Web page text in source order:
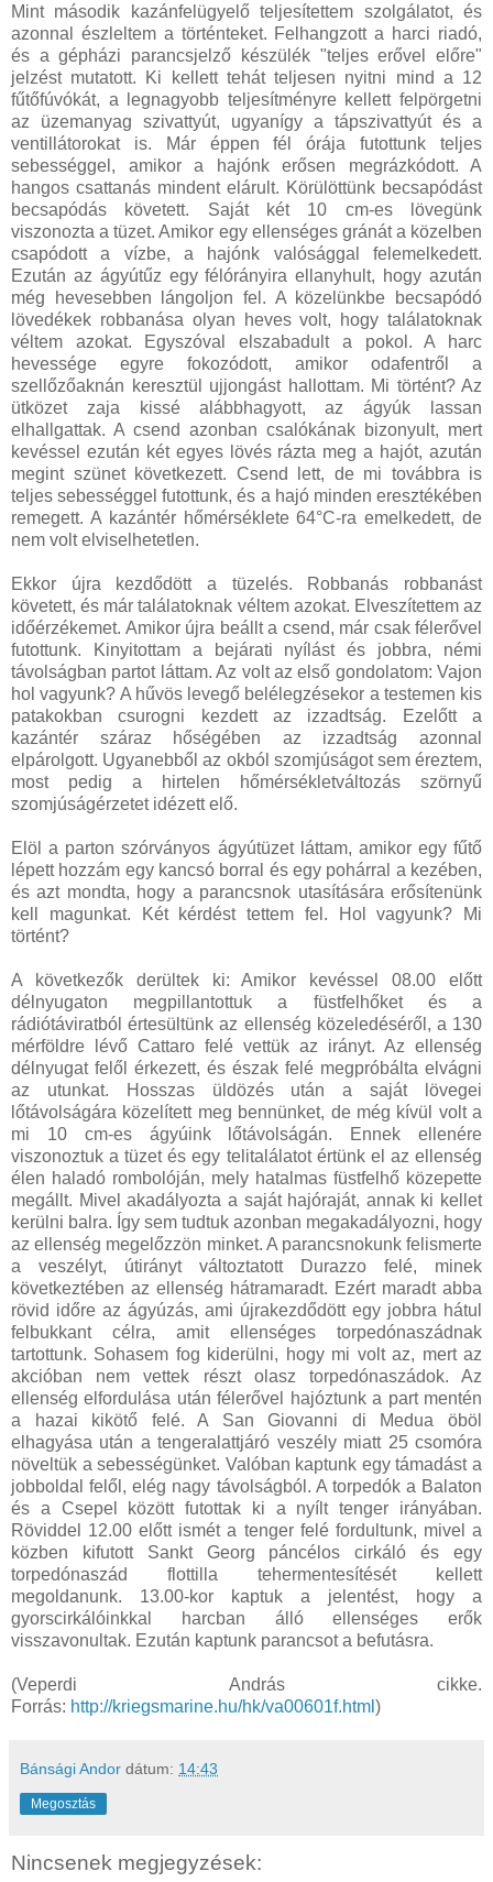
Mint második kazánfelügyelő teljesítettem szolgálatot, és
azonnal észleltem a történteket. Felhangzott a harci riadó,
és a gépházi parancsjelző készülék "teljes erővel előre"
jelzést mutatott. Ki kellett tehát teljesen nyitni mind a 12
fűtőfúvókát, a legnagyobb teljesítményre kellett felpörgetni
az üzemanyag szivattyút, ugyanígy a tápszivattyút és a
ventillátorokat is. Már éppen fél órája futottunk teljes
sebességgel, amikor a hajónk erősen megrázkódott. A
hangos csattanás mindent elárult. Körülöttünk becsapódást
becsapódás követett. Saját két 10 cm-es lövegünk
viszonozta a tüzet. Amikor egy ellenséges gránát a közelben
csapódott a vízbe, a hajónk valósággal felemelkedett.
Ezután az ágyútűz egy félórányira ellanyhult, hogy azután
még hevesebben lángoljon fel. A közelünkbe becsapódó
lövedékek robbanása olyan heves volt, hogy találatoknak
véltem azokat. Egyszóval elszabadult a pokol. A harc
hevessége egyre fokozódott, amikor odafentről a
szellőzőaknán keresztül ujjongást hallottam. Mi történt? Az
ütközet zaja kissé alábbhagyott, az ágyúk lassan
elhallgattak. A csend azonban csalókának bizonyult, mert
kevéssel ezután két egyes lövés rázta meg a hajót, azután
megint szünet következett. Csend lett, de mi továbbra is
teljes sebességgel futottunk, és a hajó minden eresztékében
remegett. A kazántér hőmérséklete 64°C-ra emelkedett, de
nem volt elviselhetetlen.
Ekkor újra kezdődött a tüzelés. Robbanás robbanást
követett, és már találatoknak véltem azokat. Elveszítettem az
időérzékemet. Amikor újra beállt a csend, már csak félerővel
futottunk. Kinyitottam a bejárati nyílást és jobbra, némi
távolságban partot láttam. Az volt az első gondolatom: Vajon
hol vagyunk? A hűvös levegő belélegzésekor a testemen kis
patakokban csurogni kezdett az izzadtság. Ezelőtt a
kazántér száraz hőségében az izzadtság azonnal
elpárolgott. Ugyanebből az okból szomjúságot sem éreztem,
most pedig a hirtelen hőmérsékletváltozás szörnyű
szomjúságérzetet idézett elő.
Elöl a parton szórványos ágyútüzet láttam, amikor egy fűtő
lépett hozzám egy kancsó borral és egy pohárral a kezében,
és azt mondta, hogy a parancsnok utasítására erősítenünk
kell magunkat. Két kérdést tettem fel. Hol vagyunk? Mi
történt?
A következők derültek ki: Amikor kevéssel 08.00 előtt
délnyugaton megpillantottuk a füstfelhőket és a
rádiótáviratból értesültünk az ellenség közeledéséről, a 130
mérföldre lévő Cattaro felé vettük az irányt. Az ellenség
délnyugat felől érkezett, és észak felé megpróbálta elvágni
az utunkat. Hosszas üldözés után a saját lövegei
lőtávolságára közelített meg bennünket, de még kívül volt a
mi 10 cm-es ágyúink lőtávolságán. Ennek ellenére
viszonoztuk a tüzet és egy telitalálatot értünk el az ellenség
élen haladó rombolóján, mely hatalmas füstfelhő közepette
megállt. Mivel akadályozta a saját hajóraját, annak ki kellet
kerülni balra. Így sem tudtuk azonban megakadályozni, hogy
az ellenség megelőzzön minket. A parancsnokunk felismerte
a veszélyt, útirányt változtatott Durazzo felé, minek
következtében az ellenség hátramaradt. Ezért maradt abba
rövid időre az ágyúzás, ami újrakezdődött egy jobbra hátul
felbukkant célra, amit ellenséges torpedónaszádnak
tartottunk. Sohasem fog kiderülni, hogy mi volt az, mert az
akcióban nem vettek részt olasz torpedónaszádok. Az
ellenség elfordulása után félerővel hajóztunk a part mentén
a hazai kikötő felé. A San Giovanni di Medua öböl
elhagyása után a tengeralattjáró veszély miatt 25 csomóra
növeltük a sebességünket. Valóban kaptunk egy támadást a
jobboldal felől, elég nagy távolságból. A torpedók a Balaton
és a Csepel között futottak ki a nyílt tenger irányában.
Röviddel 12.00 előtt ismét a tenger felé fordultunk, mivel a
közben kifutott Sankt Georg páncélos cirkáló és egy
torpedónaszád flottilla tehermentesítését kellett
megoldanunk. 13.00-kor kaptuk a jelentést, hogy a
gyorscirkálóinkkal harcban álló ellenséges erők
visszavonultak. Ezután kaptunk parancsot a befutásra.
(Veperdi András cikke.
Forrás: http://kriegsmarine.hu/hk/va00601f.html )
Bánsági Andor dátum: 14:43
Megosztás
Nincsenek megjegyzések: